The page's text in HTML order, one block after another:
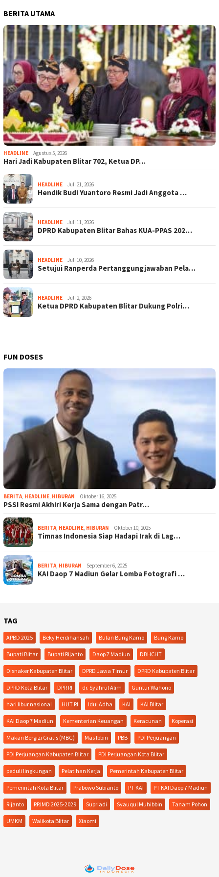
BERITA UTAMA
HEADLINE Agustus 5, 2026
Hari Jadi Kabupaten Blitar 702, Ketua DP…
HEADLINE Juli 21, 2026
Hendik Budi Yuantoro Resmi Jadi Anggota …
HEADLINE Juli 11, 2026
DPRD Kabupaten Blitar Bahas KUA-PPAS 202…
HEADLINE Juli 10, 2026
Setujui Ranperda Pertanggungjawaban Pela…
HEADLINE Juli 2, 2026
Ketua DPRD Kabupaten Blitar Dukung Polri…
FUN DOSES
BERITA, HEADLINE, HIBURAN Oktober 16, 2025
PSSI Resmi Akhiri Kerja Sama dengan Patr…
BERITA, HEADLINE, HIBURAN Oktober 10, 2025
Timnas Indonesia Siap Hadapi Irak di Lag…
BERITA, HIBURAN September 6, 2025
KAI Daop 7 Madiun Gelar Lomba Fotografi …
TAG
APBD 2025 Beky Herdihansah Bulan Bung Karno Bung Karno
Bupati Blitar Bupati Rijanto Daop 7 Madiun DBHCHT
Disnaker Kabupaten Blitar DPRD Jawa Timur DPRD Kabupaten Blitar
DPRD Kota Blitar DPR RI dr. Syahrul Alim Guntur Wahono
hari libur nasional HUT RI Idul Adha KAI KAI Blitar
KAI Daop 7 Madiun Kementerian Keuangan Keracunan Koperasi
Makan Bergizi Gratis (MBG) Mas Ibbin PBB PDI Perjuangan
PDI Perjuangan Kabupaten Blitar PDI Perjuangan Kota Blitar
peduli lingkungan Pelatihan Kerja Pemerintah Kabupaten Blitar
Pemerintah Kota Blitar Prabowo Subianto PT KAI PT KAI Daop 7 Madiun
Rijanto RPJMD 2025-2029 Supriadi Syauqul Muhibbin Tanam Pohon
UMKM Walikota Blitar Xiaomi